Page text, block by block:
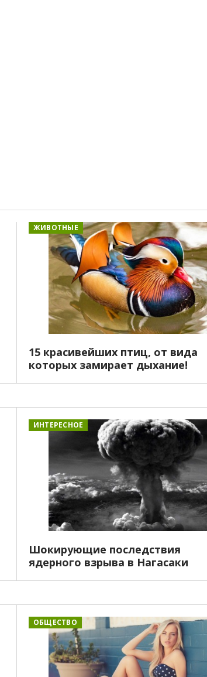
ЖИВОТНЫЕ
15 красивейших птиц, от вида
которых замирает дыхание!
ИНТЕРЕСНОЕ
Шокирующие последствия
ядерного взрыва в Нагасаки
ОБЩЕСТВО